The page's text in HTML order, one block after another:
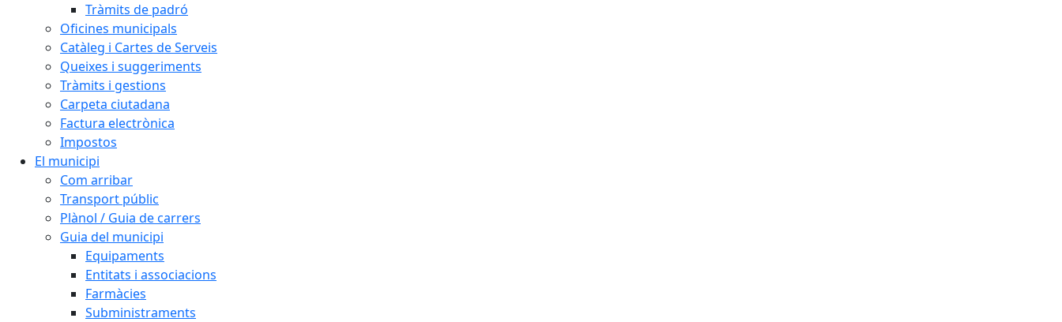
Tràmits de padró
Oficines municipals
Catàleg i Cartes de Serveis
Queixes i suggeriments
Tràmits i gestions
Carpeta ciutadana
Factura electrònica
Impostos
El municipi
Com arribar
Transport públic
Plànol / Guia de carrers
Guia del municipi
Equipaments
Entitats i associacions
Farmàcies
Subministraments